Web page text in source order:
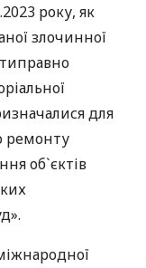
року, як
злочинної
для
ремонту
об`єктів